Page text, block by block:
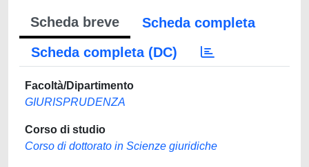
Scheda breve
Scheda completa
Scheda completa (DC)
Facoltà/Dipartimento
GIURISPRUDENZA
Corso di studio
Corso di dottorato in Scienze giuridiche